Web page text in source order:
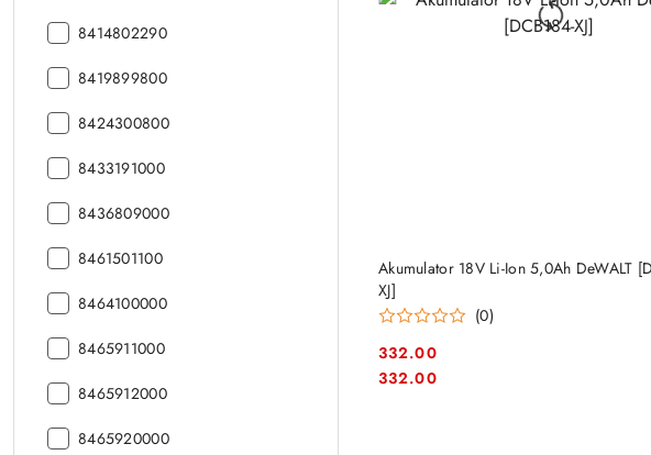
kod
8414802290
kod
8419899800
kod
8424300800
kod
8433191000
kod
8436809000
kod
8461501100
kod
8464100000
kod
8465911000
kod
8465912000
kod
8465920000
Akumulator 18V Li-Ion 5,0Ah DeWALT
XJ]
(0)
Cena:
332.00
Cena:
332.00
DO KOSZYKA